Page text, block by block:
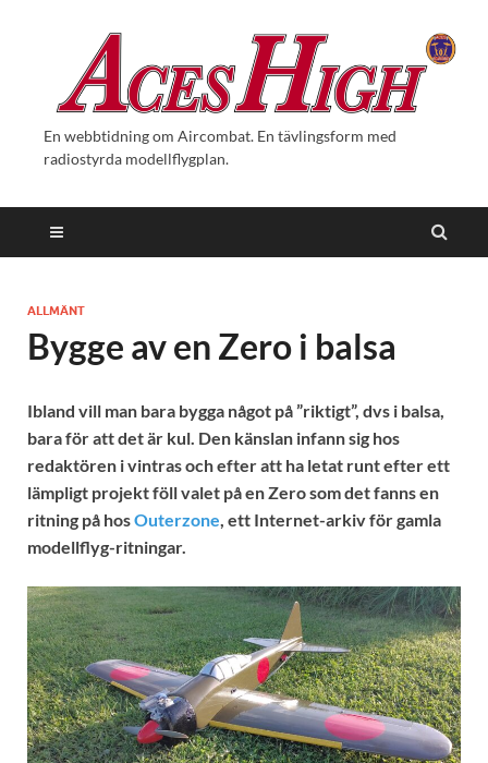
En webbtidning om Aircombat. En tävlingsform med
radiostyrda modellflygplan.
ALLMÄNT
Bygge av en Zero i balsa
Ibland vill man bara bygga något på ”riktigt”, dvs i balsa,
bara för att det är kul. Den känslan infann sig hos
redaktören i vintras och efter att ha letat runt efter ett
lämpligt projekt föll valet på en Zero som det fanns en
ritning på hosOuterzone , ett Internet-arkiv för gamla
modellflyg-ritningar.